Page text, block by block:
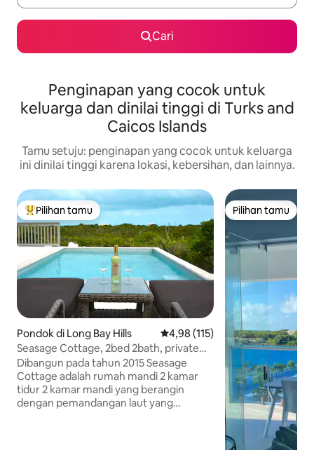
Cari
Penginapan yang cocok untuk
keluarga dan dinilai tinggi di Turks and
Caicos Islands
Tamu setuju: penginapan yang cocok untuk keluarga
ini dinilai tinggi karena lokasi, kebersihan, dan lainnya.
Pilihan tamu terpopuler
Pilihan tamu
Pondok di Long Bay Hills Nilai rata-rata 4,98 dari 5, 115
4,98 (115)
Seasage Cottage, 2bed 2bath, private
pool & gazebo
Dibangun pada tahun 2015 Seasage
Cottage adalah rumah mandi 2 kamar
tidur 2 kamar mandi yang berangin
dengan pemandangan laut yang
Pilihan tamu
Pilihan tamu